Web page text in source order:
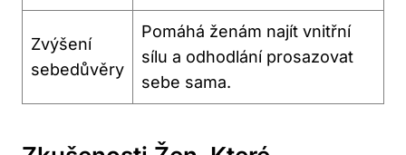
Zvýšení
sebedůvěry
Pomáhá ženám najít vnitřní
sílu a odhodlání prosazovat
sebe sama.